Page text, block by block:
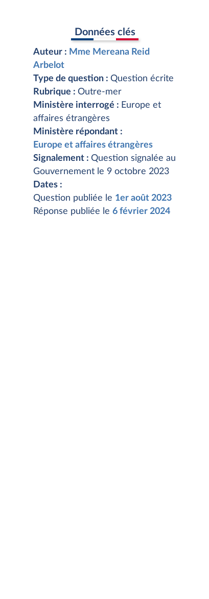
Données clés
Auteur : Mme Mereana Reid
Arbelot
Type de question : Question écrite
Rubrique : Outre-mer
Ministère interrogé : Europe et
affaires étrangères
Ministère répondant :
Europe et affaires étrangères
Signalement : Question signalée au
Gouvernement le 9 octobre 2023
Dates :
Question publiée le 1er août 2023
Réponse publiée le 6 février 2024